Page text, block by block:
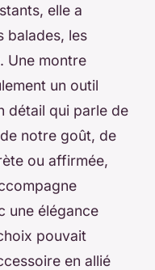
elle a
balades, les
Une montre
un outil
détail qui parle de
notre goût, de
ou affirmée,
une élégance
pouvait
en allié